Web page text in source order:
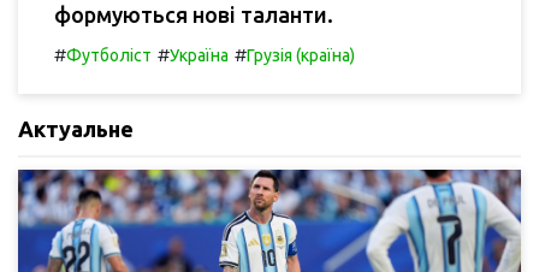
формуються нові таланти.
#Футболіст #Україна #Грузія (країна)
Актуальне